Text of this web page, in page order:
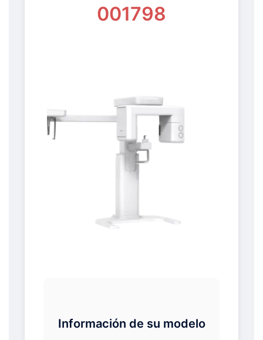
001798
Información de su modelo